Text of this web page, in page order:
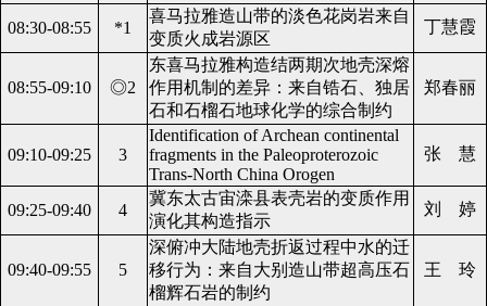
08:30-08:55 *1
喜马拉雅造山带的淡色花岗岩来自
变质火成岩源区
丁慧霞
08:55-09:10 ◎2
东喜马拉雅构造结两期次地壳深熔
作用机制的差异：来自锆石、独居
石和石榴石地球化学的综合制约
郑春丽
09:10-09:25 3
Identification of Archean continental
fragments in the Paleoproterozoic
Trans-North China Orogen
张 慧
09:25-09:40 4
冀东太古宙滦县表壳岩的变质作用
演化其构造指示
刘 婷
09:40-09:55 5
深俯冲大陆地壳折返过程中水的迁
移行为：来自大别造山带超高压石
榴辉石岩的制约
王 玲